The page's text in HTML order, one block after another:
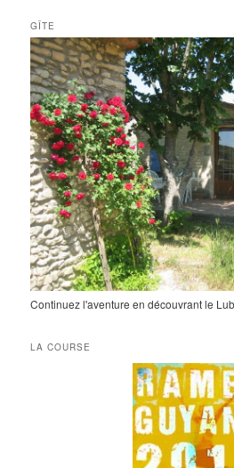
GÎTE
Continuez l'aventure en découvrant le
LA COURSE